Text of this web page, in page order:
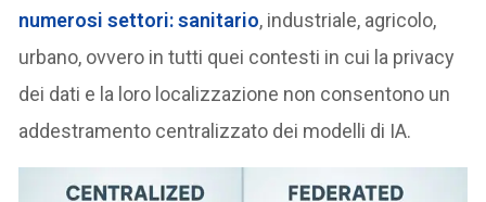
numerosi settori: sanitario, industriale, agricolo,
urbano, ovvero in tutti quei contesti in cui la privacy
dei dati e la loro localizzazione non consentono un
addestramento centralizzato dei modelli di IA.